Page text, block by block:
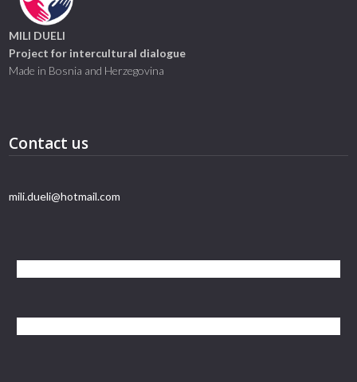
MILI DUELI
Project for intercultural dialogue
Made in Bosnia and Herzegovina
Contact us
mili.dueli@hotmail.com